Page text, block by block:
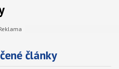
články